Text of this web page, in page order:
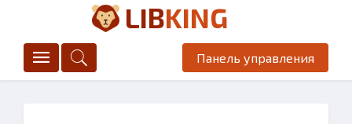
LIBKING
Панель управления